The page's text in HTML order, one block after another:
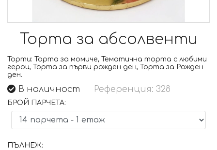
Торта за абсолвенти
Торти: Торта за момиче, Тематична торта с любими
герои, Торта за първи рожден ден, Торта за Рожден
ден.
В наличност Референция: 328
БРОЙ ПАРЧЕТА:
ПЪЛНЕЖ: